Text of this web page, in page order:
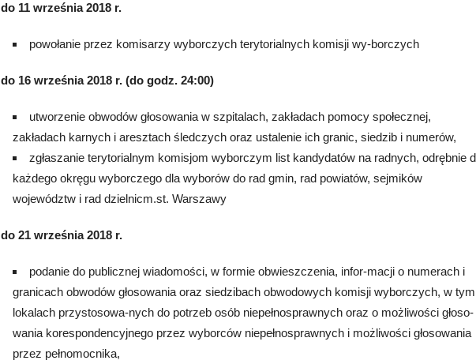
do 11 września 2018 r.
powołanie przez komisarzy wyborczych terytorialnych komisji wy-borczych
do 16 września 2018 r. (do godz. 24:00)
utworzenie obwodów głosowania w szpitalach, zakładach pomocy społecznej,
zakładach karnych i aresztach śledczych oraz ustalenie ich granic, siedzib i numerów,
zgłaszanie terytorialnym komisjom wyborczym list kandydatów na radnych, odrębnie
każdego okręgu wyborczego dla wyborów do rad gmin, rad powiatów, sejmików
województw i rad dzielnicm.st. Warszawy
do 21 września 2018 r.
podanie do publicznej wiadomości, w formie obwieszczenia, infor-macji o numerach i
granicach obwodów głosowania oraz siedzibach obwodowych komisji wyborczych, w
lokalach przystosowa-nych do potrzeb osób niepełnosprawnych oraz o możliwości głoso-
wania korespondencyjnego przez wyborców niepełnosprawnych i możliwości głosowania
przez pełnomocnika,